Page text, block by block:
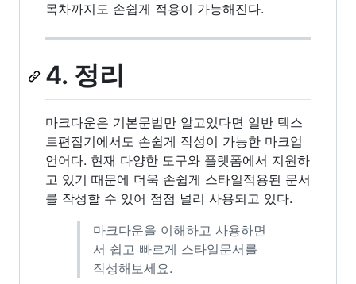
목차까지도 손쉽게 적용이 가능해진다.
4. 정리
마크다운은 기본문법만 알고있다면 일반 텍스
트편집기에서도 손쉽게 작성이 가능한 마크업
언어다. 현재 다양한 도구와 플랫폼에서 지원하
고 있기 때문에 더욱 손쉽게 스타일적용된 문서
를 작성할 수 있어 점점 널리 사용되고 있다.
마크다운을 이해하고 사용하면
서 쉽고 빠르게 스타일문서를
작성해보세요.